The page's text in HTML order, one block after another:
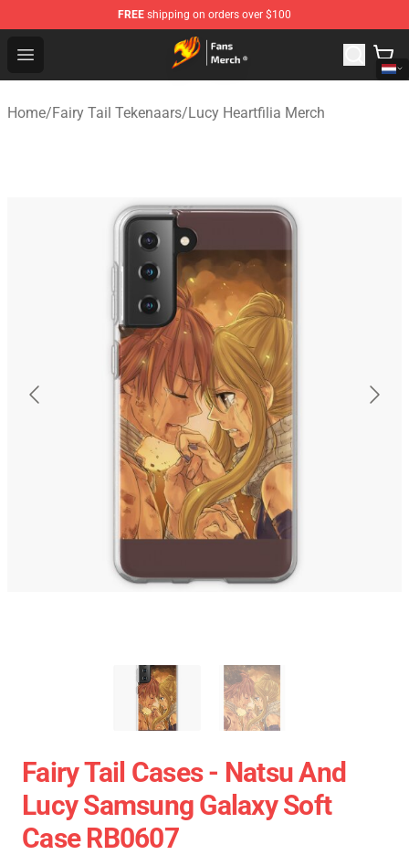
FREE shipping on orders over $100
Open menu
Fairy Tail Store - Official Fairy Tail Merchandise Shop
Home/Fairy Tail Tekenaars/Lucy Heartfilia Merch
Fairy Tail Cases - Natsu And
Lucy Samsung Galaxy Soft
Case RB0607